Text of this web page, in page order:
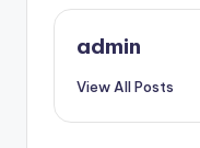
admin
View All Posts